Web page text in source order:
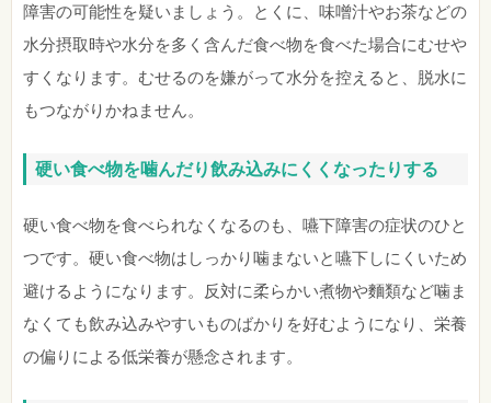
障害の可能性を疑いましょう。とくに、味噌汁やお茶などの
水分摂取時や水分を多く含んだ食べ物を食べた場合にむせや
すくなります。むせるのを嫌がって水分を控えると、脱水に
もつながりかねません。
硬い食べ物を噛んだり飲み込みにくくなったりする
硬い食べ物を食べられなくなるのも、嚥下障害の症状のひと
つです。硬い食べ物はしっかり噛まないと嚥下しにくいため
避けるようになります。反対に柔らかい煮物や麵類など噛ま
なくても飲み込みやすいものばかりを好むようになり、栄養
の偏りによる低栄養が懸念されます。